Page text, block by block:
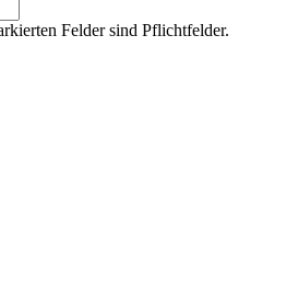
Felder sind Pflichtfelder.